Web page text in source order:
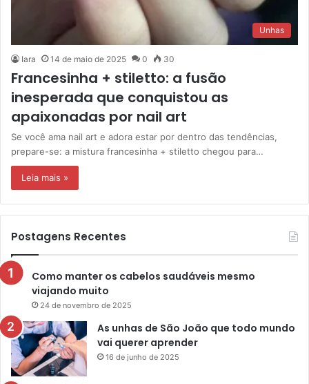
Unhas
Iara 14 de maio de 2025 0 30
Francesinha + stiletto: a fusão
inesperada que conquistou as
apaixonadas por nail art
Se você ama nail art e adora estar por dentro das tendências,
prepare-se: a mistura francesinha + stiletto chegou para…
Leia mais »
Postagens Recentes
Como manter os cabelos saudáveis mesmo
viajando muito
24 de novembro de 2025
As unhas de São João que todo mundo
vai querer aprender
16 de junho de 2025